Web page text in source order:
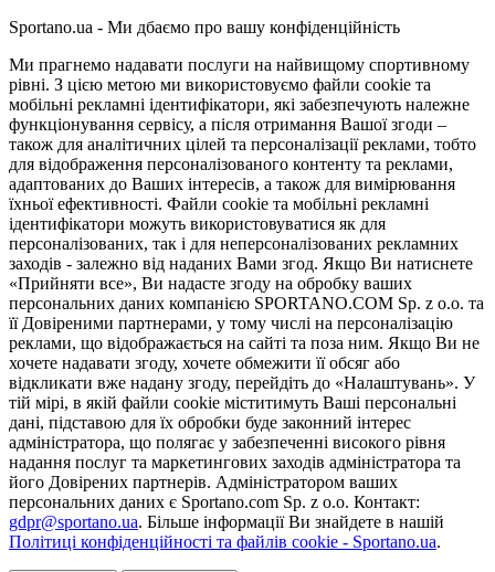
Sportano.ua - Ми дбаємо про вашу конфіденційність
Ми прагнемо надавати послуги на найвищому спортивному
рівні. З цією метою ми використовуємо файли cookie та
мобільні рекламні ідентифікатори, які забезпечують належне
функціонування сервісу, а після отримання Вашої згоди –
також для аналітичних цілей та персоналізації реклами, тобто
для відображення персоналізованого контенту та реклами,
адаптованих до Ваших інтересів, а також для вимірювання
їхньої ефективності. Файли cookie та мобільні рекламні
ідентифікатори можуть використовуватися як для
персоналізованих, так і для неперсоналізованих рекламних
заходів - залежно від наданих Вами згод. Якщо Ви натиснете
«Прийняти все», Ви надасте згоду на обробку ваших
персональних даних компанією SPORTANO.COM Sp. z o.o. та
її Довіреними партнерами, у тому числі на персоналізацію
реклами, що відображається на сайті та поза ним. Якщо Ви не
хочете надавати згоду, хочете обмежити її обсяг або
відкликати вже надану згоду, перейдіть до «Налаштувань». У
тій мірі, в якій файли cookie міститимуть Ваші персональні
дані, підставою для їх обробки буде законний інтерес
адміністратора, що полягає у забезпеченні високого рівня
надання послуг та маркетингових заходів адміністратора та
його Довірених партнерів. Адміністратором ваших
персональних даних є Sportano.com Sp. z o.o. Контакт:
gdpr@sportano.ua. Більше інформації Ви знайдете в нашій
Політиці конфіденційності та файлів cookie - Sportano.ua.